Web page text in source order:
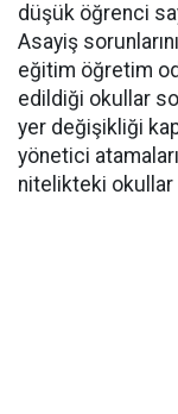
düşük öğrenci
Asayiş
eğitim öğretim
edildiği okullar
yer değişikliği
yönetici
nitelikteki okullar